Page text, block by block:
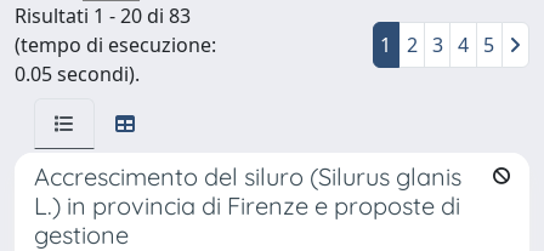
Risultati 1 - 20 di 83
(tempo di esecuzione:
0.05 secondi).
1 2 3 4 5
Accrescimento del siluro (Silurus glanis
L.) in provincia di Firenze e proposte di
gestione